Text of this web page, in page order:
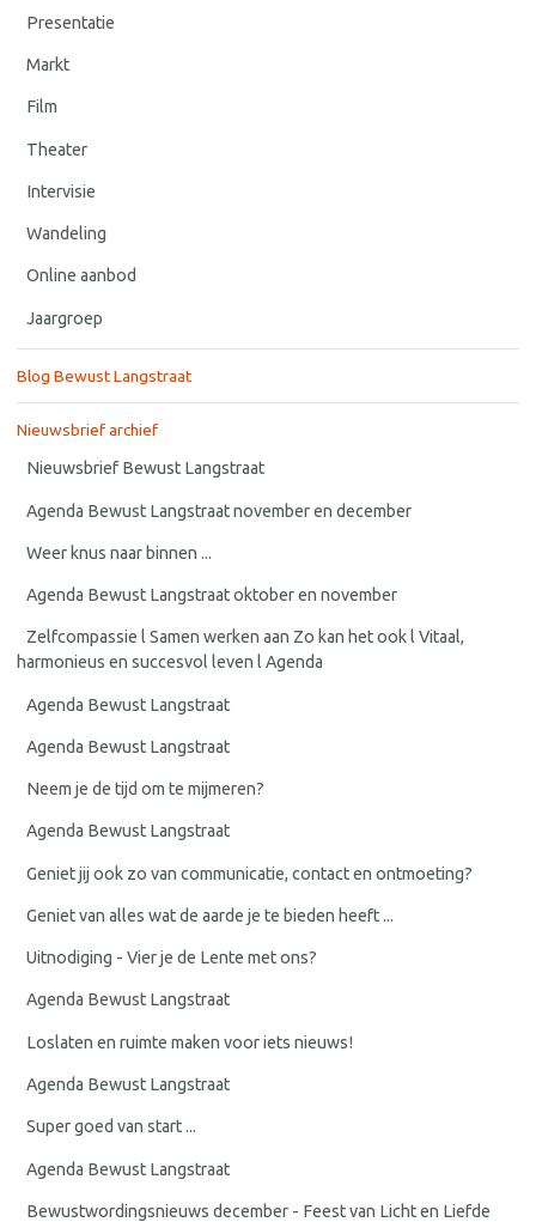
Presentatie
Markt
Film
Theater
Intervisie
Wandeling
Online aanbod
Jaargroep
Blog Bewust Langstraat
Nieuwsbrief archief
Nieuwsbrief Bewust Langstraat
Agenda Bewust Langstraat november en december
Weer knus naar binnen ...
Agenda Bewust Langstraat oktober en november
Zelfcompassie l Samen werken aan Zo kan het ook l Vitaal,
harmonieus en succesvol leven l Agenda
Agenda Bewust Langstraat
Agenda Bewust Langstraat
Neem je de tijd om te mijmeren?
Agenda Bewust Langstraat
Geniet jij ook zo van communicatie, contact en ontmoeting?
Geniet van alles wat de aarde je te bieden heeft ...
Uitnodiging - Vier je de Lente met ons?
Agenda Bewust Langstraat
Loslaten en ruimte maken voor iets nieuws!
Agenda Bewust Langstraat
Super goed van start ...
Agenda Bewust Langstraat
Bewustwordingsnieuws december - Feest van Licht en Liefde